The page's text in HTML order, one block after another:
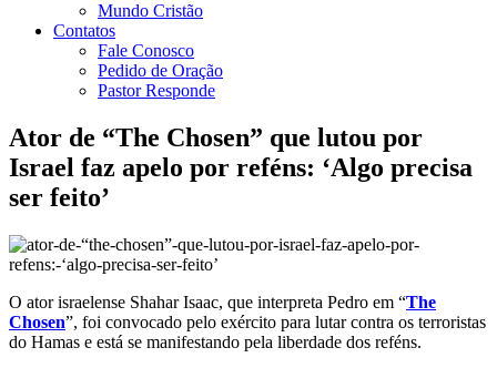
Mundo Cristão
Contatos
Fale Conosco
Pedido de Oração
Pastor Responde
Ator de “The Chosen” que lutou por
Israel faz apelo por reféns: ‘Algo precisa
ser feito’
O ator israelense Shahar Isaac, que interpreta Pedro em “The
Chosen”, foi convocado pelo exército para lutar contra os terroristas
do Hamas e está se manifestando pela liberdade dos reféns.